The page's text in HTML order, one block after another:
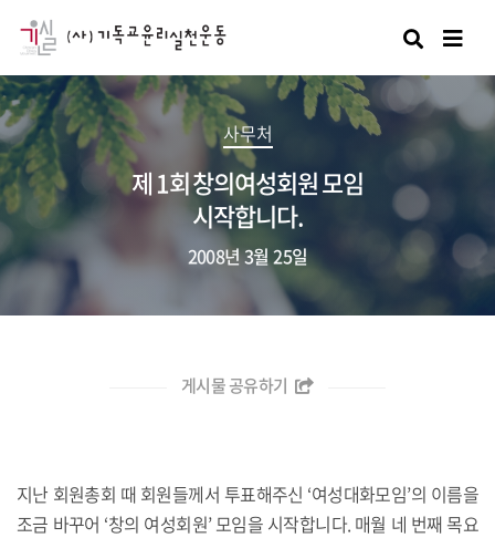
검색
사무처
제 1회 창의여성회원 모임
시작합니다.
2008년 3월 25일
게시물 공유하기
지난 회원총회 때 회원들께서 투표해주신 ‘여성대화모임’의 이름을
조금 바꾸어 ‘창의 여성회원’ 모임을 시작합니다. 매월 네 번째 목요